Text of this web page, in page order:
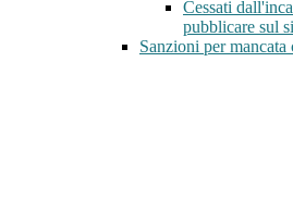
Cessati
pubblicare sul
Sanzioni per